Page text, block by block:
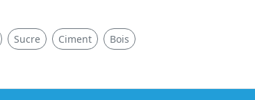
Sucre Ciment Bois